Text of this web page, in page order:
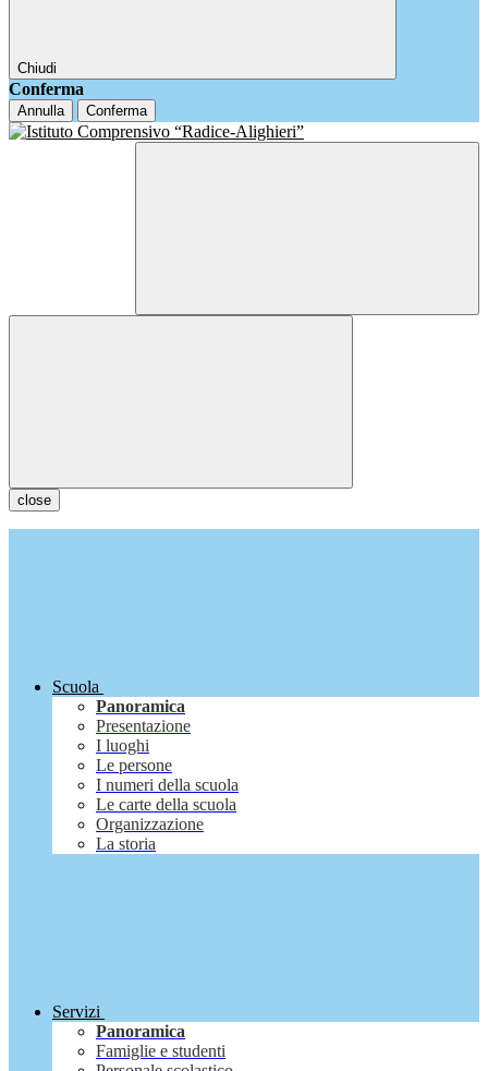
Chiudi
Conferma
Annulla Conferma
close
Scuola
Panoramica
Presentazione
I luoghi
Le persone
I numeri della scuola
Le carte della scuola
Organizzazione
La storia
Servizi
Panoramica
Famiglie e studenti